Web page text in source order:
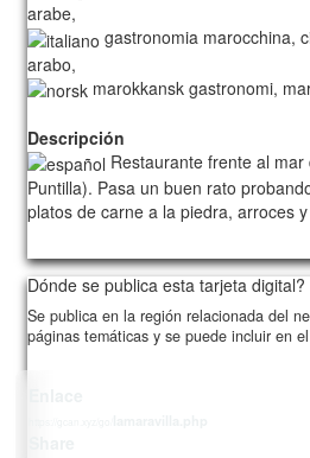
arabe,
gastronomia marocchina,
arabo,
marokkansk gastronomi,
Descripción
Restaurante frente al
Puntilla). Pasa un buen rato
platos de carne a la piedra, arroces
Dónde se publica esta tarjeta digital?
Se publica en la región relacionada del
páginas temáticas y se puede incluir en